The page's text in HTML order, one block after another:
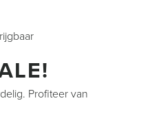
Profiteer van